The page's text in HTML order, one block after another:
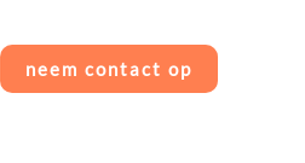
neem contact op